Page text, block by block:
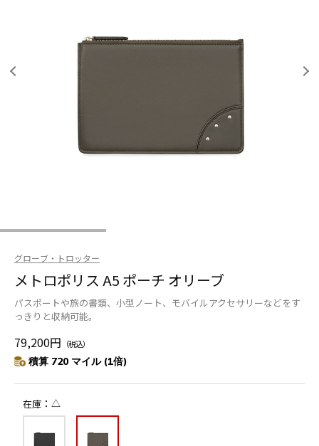
グローブ・トロッター
メトロポリス A5 ポーチ オリーブ
パスポートや旅の書類、小型ノート、モバイルアクセサリーなどをす
っきりと収納可能。
79,200円 （税込）
積算 720 マイル (1倍)
在庫 △